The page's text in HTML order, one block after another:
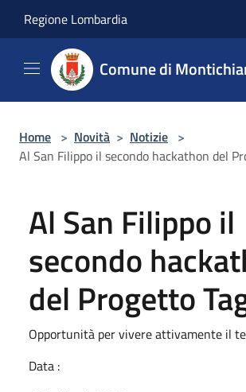
Regione Lombardia
Comune di
Home > Novità > Notizie >
Al San Filippo il secondo hackathon del
Al San Filippo il
secondo
del Progetto
Opportunità per vivere attivamente il
Data :